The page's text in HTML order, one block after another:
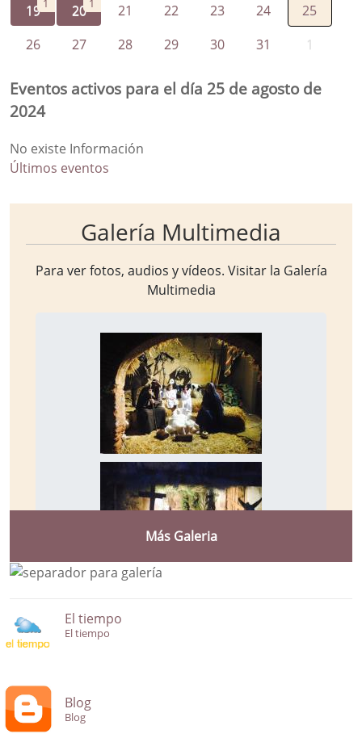
19 1 20 1 21 22 23 24
25
26
27 28 29 30 31 1
Eventos activos para el día 25 de agosto de
2024
No existe Información
Últimos eventos
Galería Multimedia
Para ver fotos, audios y vídeos. Visitar la Galería
Multimedia
Más Galeria
El tiempo
El tiempo
Blog
Blog